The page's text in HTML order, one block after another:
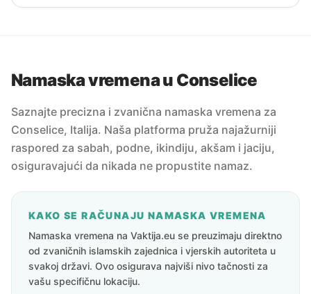
Namaska vremena u Conselice
Saznajte precizna i zvanična namaska vremena za
Conselice, Italija. Naša platforma pruža najažurniji
raspored za sabah, podne, ikindiju, akšam i jaciju,
osiguravajući da nikada ne propustite namaz.
KAKO SE RAČUNAJU NAMASKA VREMENA
Namaska vremena na Vaktija.eu se preuzimaju direktno
od zvaničnih islamskih zajednica i vjerskih autoriteta u
svakoj državi. Ovo osigurava najviši nivo tačnosti za
vašu specifičnu lokaciju.